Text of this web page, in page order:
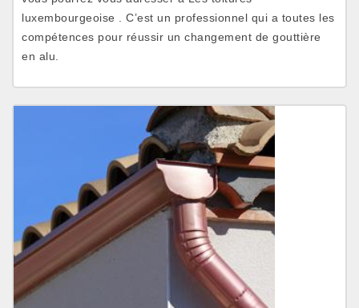
luxembourgeoise . C’est un professionnel qui a toutes les
compétences pour réussir un changement de gouttière
en alu.